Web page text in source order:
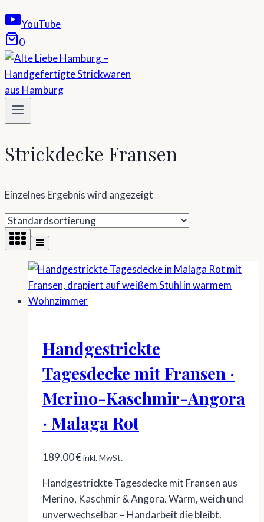
YouTube
0
Strickdecke Fransen
Einzelnes Ergebnis wird angezeigt
Handgestrickte
Tagesdecke mit Fransen ·
Merino-Kaschmir-Angora
· Malaga Rot
189,00€inkl. MwSt.
Handgestrickte Tagesdecke mit Fransen aus
Merino, Kaschmir & Angora. Warm, weich und
unverwechselbar – Handarbeit die bleibt.